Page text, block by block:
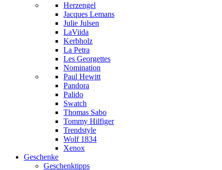
Herzengel
Jacques Lemans
Julie Julsen
LaViida
Kerbholz
La Petra
Les Georgettes
Nomination
Paul Hewitt
Pandora
Palido
Swatch
Thomas Sabo
Tommy Hilfiger
Trendstyle
Wolf 1834
Xenox
Geschenke
Geschenktipps